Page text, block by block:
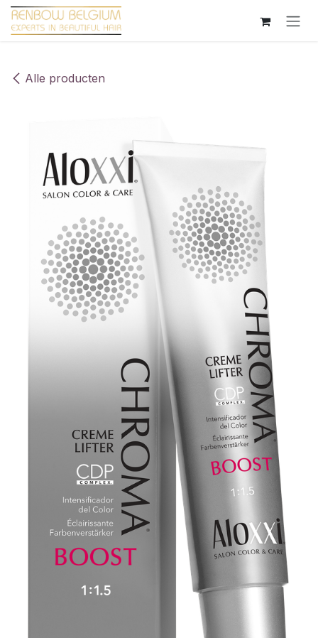
Overslaan naar inhoud
Alle producten